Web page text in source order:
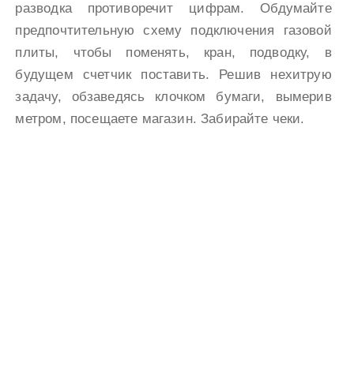
разводка противоречит цифрам. Обдумайте
предпочтительную схему подключения газовой
плиты, чтобы поменять, кран, подводку, в
будущем счетчик поставить. Решив нехитрую
задачу, обзаведясь клочком бумаги, вымерив
метром, посещаете магазин. Забирайте чеки.